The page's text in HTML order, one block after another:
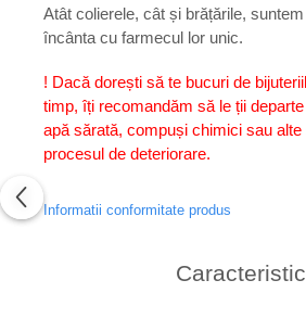
Atât colierele, cât și brățările,
încânta cu farmecul lor unic.
! Dacă dorești să te bucuri de
timp, îți recomandăm să le ții
apă sărată, compuși chimici sau alte
procesul de deteriorare.
Informatii conformitate produs